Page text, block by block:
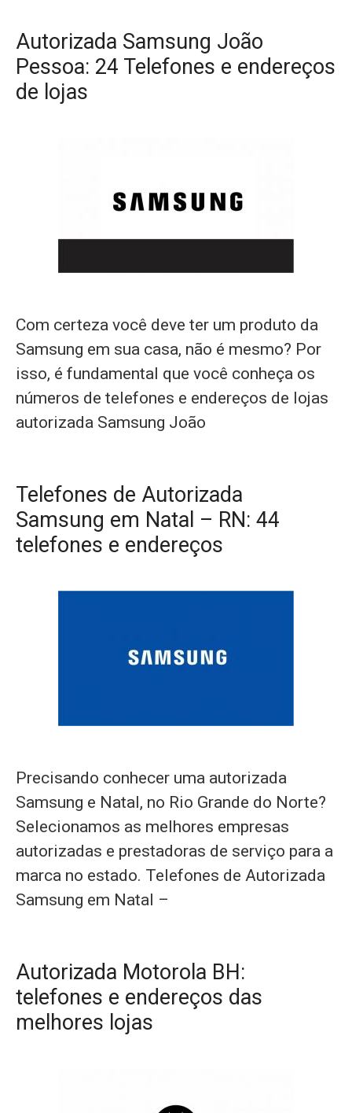
Autorizada Samsung João
Pessoa: 24 Telefones e endereços
de lojas
Com certeza você deve ter um produto da
Samsung em sua casa, não é mesmo? Por
isso, é fundamental que você conheça os
números de telefones e endereços de lojas
autorizada Samsung João
Telefones de Autorizada
Samsung em Natal – RN: 44
telefones e endereços
Precisando conhecer uma autorizada
Samsung e Natal, no Rio Grande do Norte?
Selecionamos as melhores empresas
autorizadas e prestadoras de serviço para a
marca no estado. Telefones de Autorizada
Samsung em Natal –
Autorizada Motorola BH:
telefones e endereços das
melhores lojas